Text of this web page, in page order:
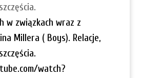
w związkach wraz z
Millera ( Boys). Relacje,
watch?